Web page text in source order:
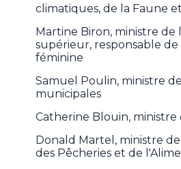
climatiques, de la Faune
Martine Biron, ministre de
supérieur, responsable de
féminine
Samuel Poulin, ministre
municipales
Catherine Blouin, ministre
Donald Martel, ministre
des Pêcheries et de